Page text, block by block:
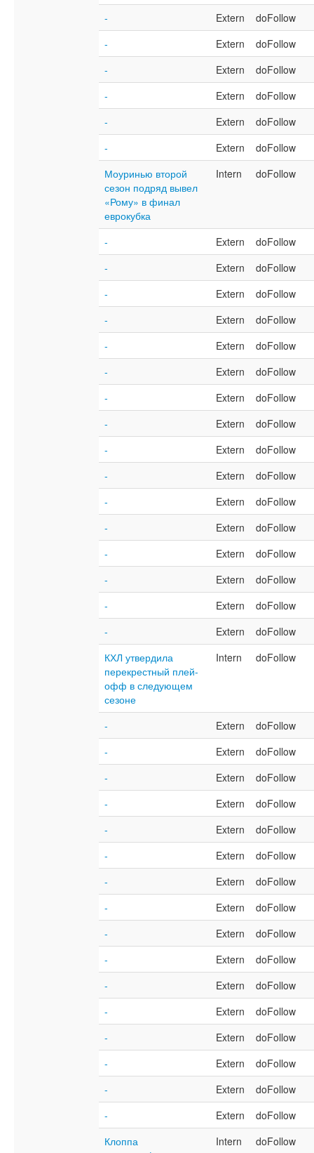
-
Extern
doFollow
-
Extern
doFollow
-
Extern
doFollow
-
Extern
doFollow
-
Extern
doFollow
-
Extern
doFollow
Моуринью второй
сезон подряд вывел
«Рому» в финал
еврокубка
Intern doFollow
- Extern
doFollow
-
Extern
doFollow
-
Extern
doFollow
-
Extern
doFollow
-
Extern
doFollow
-
Extern
doFollow
-
Extern
doFollow
-
Extern
doFollow
-
Extern
doFollow
-
Extern
doFollow
-
Extern
doFollow
-
Extern
doFollow
-
Extern
doFollow
-
Extern
doFollow
-
Extern
doFollow
-
Extern
doFollow
КХЛ утвердила
перекрестный плей-
офф в следующем
сезоне
Intern doFollow
- Extern
doFollow
-
Extern
doFollow
-
Extern
doFollow
-
Extern
doFollow
-
Extern
doFollow
-
Extern
doFollow
-
Extern
doFollow
-
Extern
doFollow
-
Extern
doFollow
-
Extern
doFollow
-
Extern
doFollow
-
Extern
doFollow
-
Extern
doFollow
-
Extern
doFollow
-
Extern
doFollow
-
Extern
doFollow
Клоппа
Intern doFollow